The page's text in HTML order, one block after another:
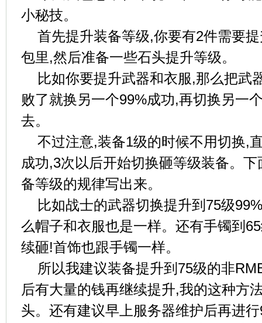
小秘技。
首先提升装备等级,你要有2件需要
包里,然后准备一些石头提升等级。
比如你要提升武器和衣服,那么把武
败了就换另一个99%成功,再切换另一
去。
不过注意,装备1级的时候不用切换,
成功,3次以后开始切换砸等级装备。
备等级的规律写出来。
比如战士的武器切换提升到75级
么帽子和衣服也是一样。还有手镯到
续砸!首饰也跟手镯一样。
所以我建议装备提升到75级的非
后有大量的钱再继续提升,我的这种方
头。还有建议早上服务器维护后再进